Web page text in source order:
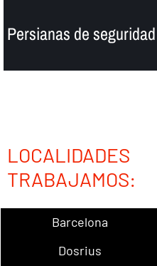
Persianas de
TRABAJAMOS:
Barcelona
Dosrius